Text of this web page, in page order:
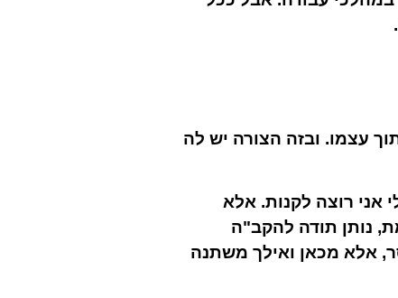
עצמו. ובזה הצורה יש לה
רוצה לקנות. אלא
נותן תודה להקב"ה
אלא מכאן ואילך משתנה